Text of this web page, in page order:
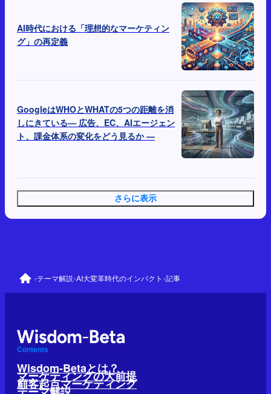
AI時代における「理想的なマーケティン
グ」の再定義
GoogleはWHOとWHATの5つの距離を消
しにきている— 広告、EC、AIエージェン
ト、課金体系の変化をどう見るか —
さらに表示
›テーマ解説›AI大変革時代のインパクト ›記事
Contents
Wisdom-Betaとは？
マーケティングの大前提
顧客起点マーケティング